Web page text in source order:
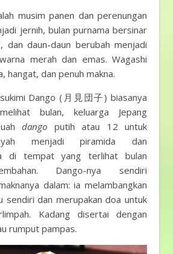
musim panen dan perenungan
jernih, bulan purnama bersinar
dan daun-daun berubah menjadi
merah dan emas. Wagashi
hangat, dan penuh makna.
Dango (月見団子) biasanya
bulan, keluarga Jepang
dango putih atau 12 untuk
menjadi piramida dan
di tempat yang terlihat bulan
Dango-nya sendiri
dalam: ia melambangkan
sendiri dan merupakan doa untuk
Kadang disertai dengan
rumput pampas.